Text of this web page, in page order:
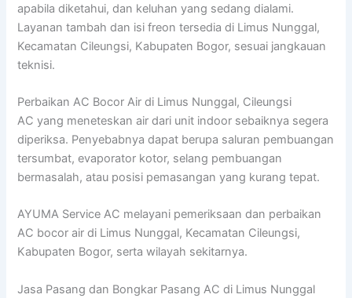
apabila diketahui, dan keluhan yang sedang dialami.
Layanan tambah dan isi freon tersedia di Limus Nunggal,
Kecamatan Cileungsi, Kabupaten Bogor, sesuai jangkauan
teknisi.
Perbaikan AC Bocor Air di Limus Nunggal, Cileungsi
AC yang meneteskan air dari unit indoor sebaiknya segera
diperiksa. Penyebabnya dapat berupa saluran pembuangan
tersumbat, evaporator kotor, selang pembuangan
bermasalah, atau posisi pemasangan yang kurang tepat.
AYUMA Service AC melayani pemeriksaan dan perbaikan
AC bocor air di Limus Nunggal, Kecamatan Cileungsi,
Kabupaten Bogor, serta wilayah sekitarnya.
Jasa Pasang dan Bongkar Pasang AC di Limus Nunggal